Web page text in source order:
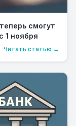
смогут
1 ноября
Читать статью →